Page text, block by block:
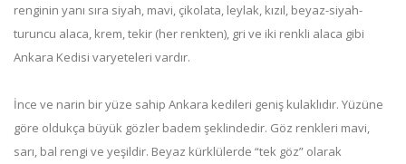
renginin yanı sıra siyah, mavi, çikolata, leylak, kızıl, beyaz-siyah-
turuncu alaca, krem, tekir (her renkten), gri ve iki renkli alaca gibi
Ankara Kedisi varyeteleri vardır.
İnce ve narin bir yüze sahip Ankara kedileri geniş kulaklıdır. Yüzüne
göre oldukça büyük gözler badem şeklindedir. Göz renkleri mavi,
sarı, bal rengi ve yeşildir. Beyaz kürklülerde “tek göz” olarak